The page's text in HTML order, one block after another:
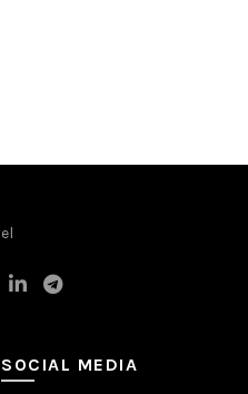
SOCIAL MEDIA